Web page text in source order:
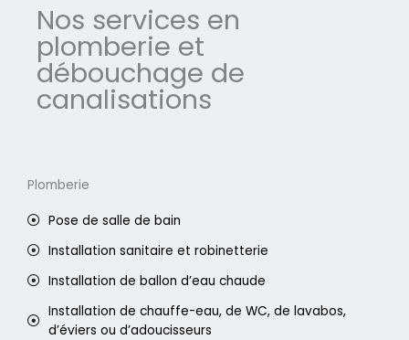
Nos services en
plomberie et
débouchage de
canalisations
Plomberie
Pose de salle de bain
Installation sanitaire et robinetterie
Installation de ballon d’eau chaude
Installation de chauffe-eau, de WC, de lavabos,
d’éviers ou d’adoucisseurs